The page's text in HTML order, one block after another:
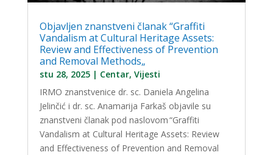
Objavljen znanstveni članak “Graffiti
Vandalism at Cultural Heritage Assets:
Review and Effectiveness of Prevention
and Removal Methods„
stu 28, 2025| Centar, Vijesti
IRMO znanstvenice dr. sc. Daniela Angelina
Jelinčić i dr. sc. Anamarija Farkaš objavile su
znanstveni članak pod naslovom “Graffiti
Vandalism at Cultural Heritage Assets: Review
and Effectiveness of Prevention and Removal